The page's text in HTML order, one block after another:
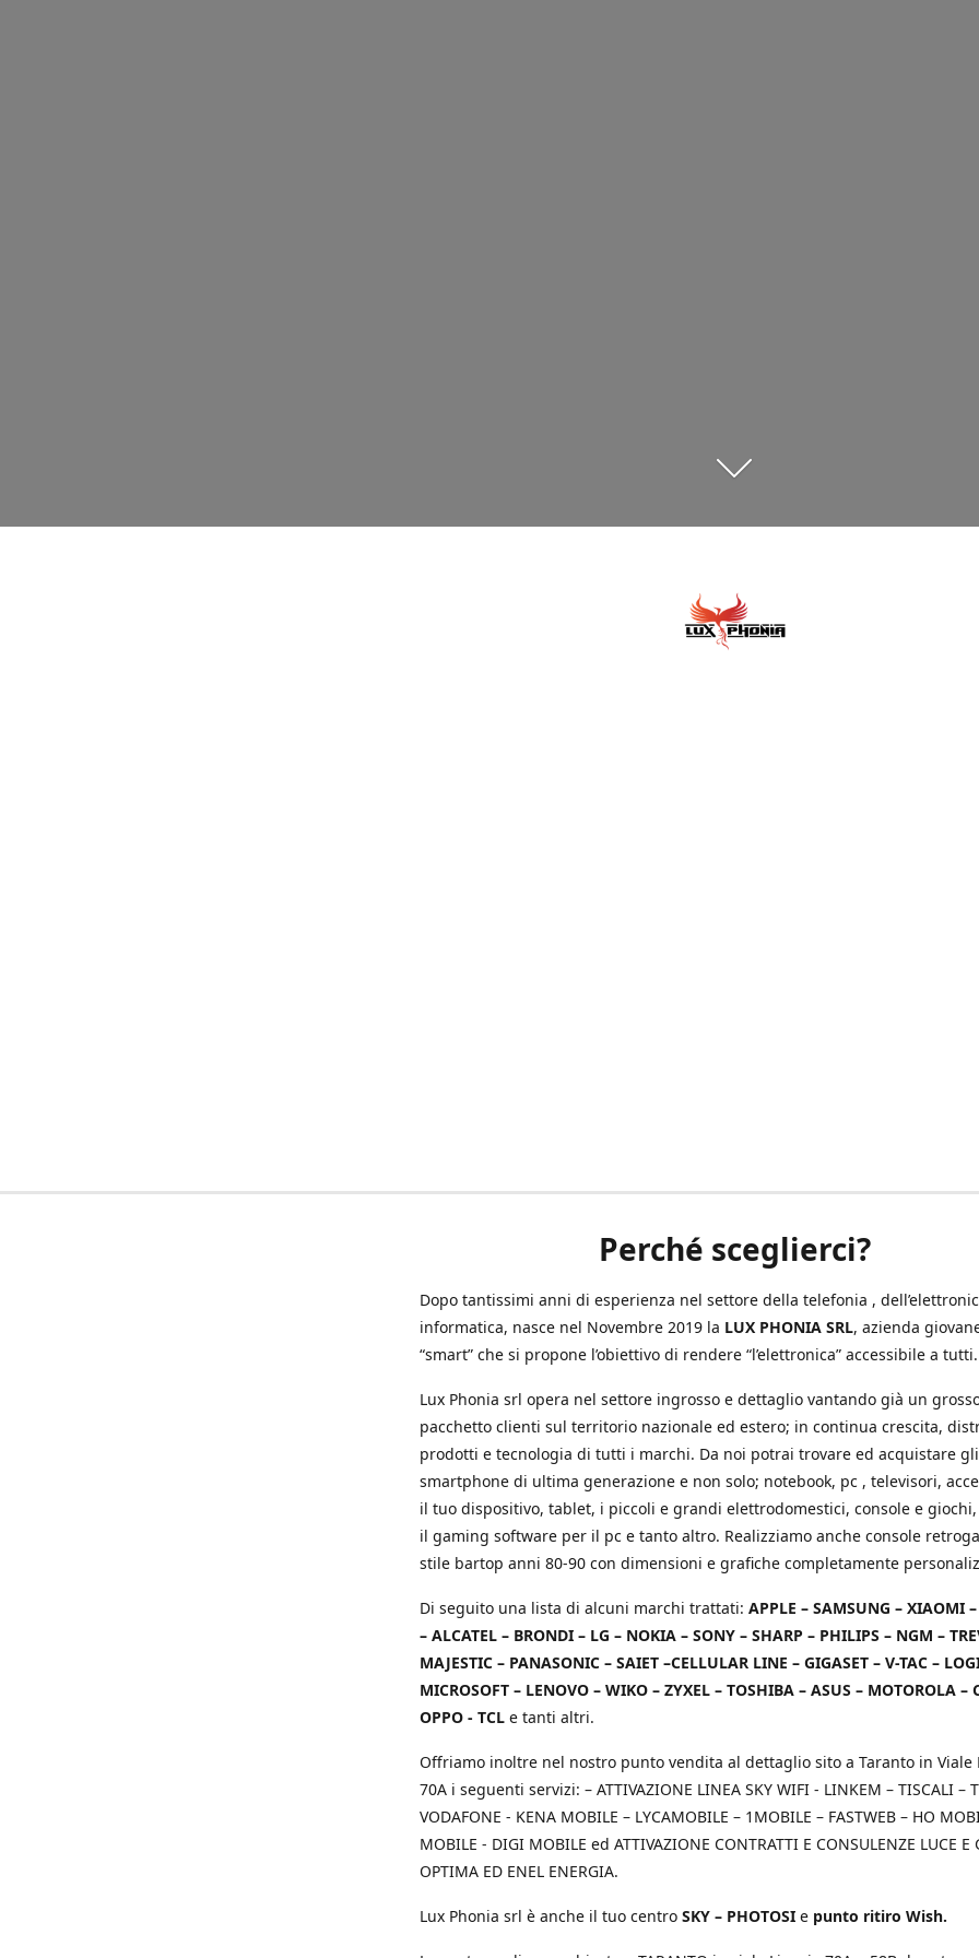
Perché sceglierci?
Dopo tantissimi anni di esperienza nel settore della telefonia ,
informatica, nasce nel Novembre 2019 la LUX PHONIA SRL, azienda
“smart” che si propone l’obiettivo di rendere “l’elettronica” accessibile a tutti.
Lux Phonia srl opera nel settore ingrosso e dettaglio vantando già un
pacchetto clienti sul territorio nazionale ed estero; in continua crescita,
prodotti e tecnologia di tutti i marchi. Da noi potrai trovare ed acquistare gli
smartphone di ultima generazione e non solo; notebook, pc , televisori,
il tuo dispositivo, tablet, i piccoli e grandi elettrodomestici, console e
il gaming software per il pc e tanto altro. Realizziamo anche console
stile bartop anni 80-90 con dimensioni e grafiche completamente
Di seguito una lista di alcuni marchi trattati: APPLE – SAMSUNG – XIAOMI
– ALCATEL – BRONDI – LG – NOKIA – SONY – SHARP – PHILIPS – NGM –
MAJESTIC – PANASONIC – SAIET –CELLULAR LINE – GIGASET – V-TAC –
MICROSOFT – LENOVO – WIKO – ZYXEL – TOSHIBA – ASUS – MOTOROLA –
OPPO - TCL e tanti altri.
Offriamo inoltre nel nostro punto vendita al dettaglio sito a Taranto in Viale
70A i seguenti servizi: – ATTIVAZIONE LINEA SKY WIFI - LINKEM – TISCALI –
VODAFONE - KENA MOBILE – LYCAMOBILE – 1MOBILE – FASTWEB – HO
MOBILE - DIGI MOBILE ed ATTIVAZIONE CONTRATTI E CONSULENZE LUCE E
OPTIMA ED ENEL ENERGIA.
Lux Phonia srl è anche il tuo centro SKY – PHOTOSI e punto ritiro Wish.